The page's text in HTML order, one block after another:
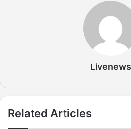
Livenews
Related Articles